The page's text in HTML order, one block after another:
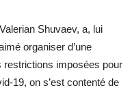
Shuvaev, a, lui
organiser d’une
restrictions imposées pour
19, on s’est contenté de